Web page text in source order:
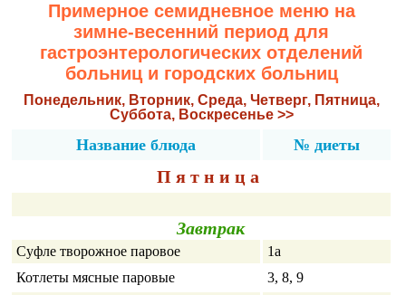
Примерное семидневное меню на
зимне-весенний период для
гастроэнтерологических отделений
больниц и городских больниц
Понедельник, Вторник, Среда, Четверг, Пятница,
Суббота, Воскресенье >>
Название блюда № диеты
Пятница
Завтрак
Суфле творожное паровое
1а
Котлеты мясные паровые
3, 8, 9